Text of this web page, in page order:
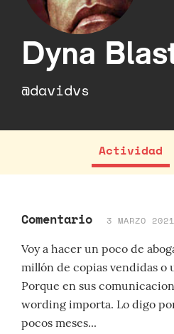
Dyna
@davidvs
Actividad
Comentario 3 MARZO
Voy a hacer un poco de
millón de copias vendidas o
Porque en sus
wording importa. Lo digo
pocos meses...